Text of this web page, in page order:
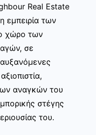
Real Estate
εμπειρία των
χώρο των
σε
αναγκών του
στέγης
του.